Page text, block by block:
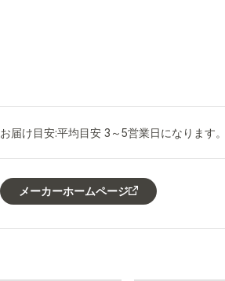
お届け目安:平均目安 3～5営業日になります。
メーカーホームページ